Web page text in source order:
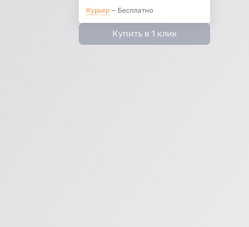
Курьер Бесплатно
Купить в 1 клик